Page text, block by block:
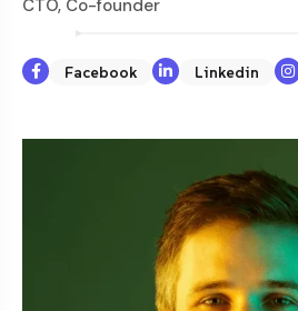
CTO, Co-founder
Facebook Linkedin